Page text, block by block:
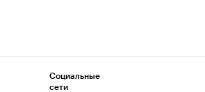
Социальные
сети